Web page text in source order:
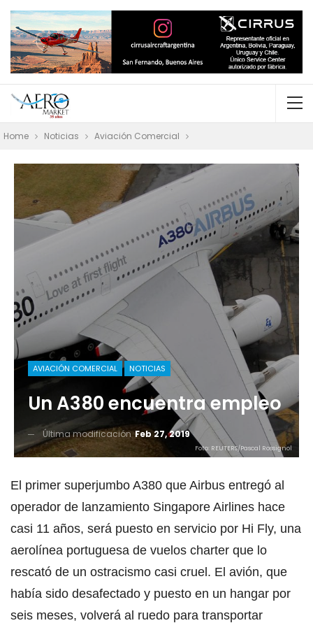
Home Noticias Aviación Comercial
AVIACIÓN COMERCIAL NOTICIAS
Un A380 encuentra empleo
Última modificaciónFeb 27, 2019
Foto: REUTERS/Pascal Rossignol
El primer superjumbo A380 que Airbus entregó al
operador de lanzamiento Singapore Airlines hace
casi 11 años, será puesto en servicio por Hi Fly, una
aerolínea portuguesa de vuelos charter que lo
rescató de un ostracismo casi cruel. El avión, que
había sido desafectado y puesto en un hangar por
seis meses, volverá al ruedo para transportar